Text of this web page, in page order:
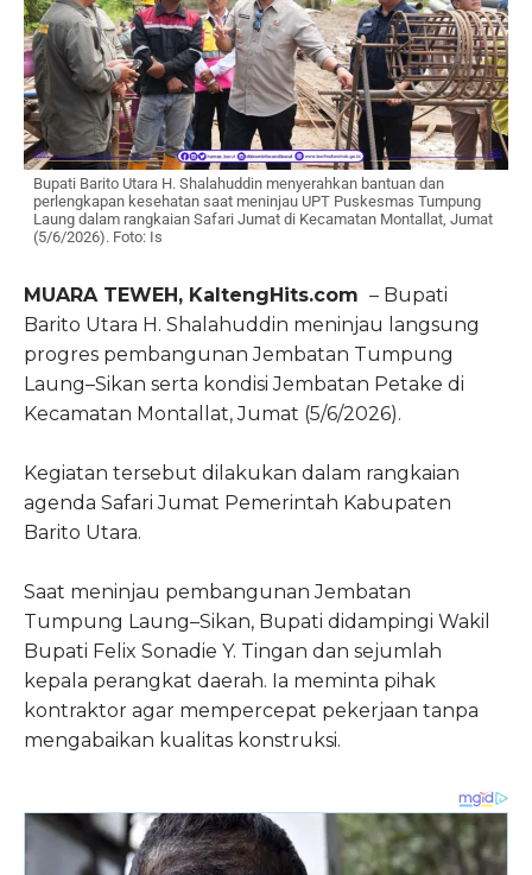
Bupati Barito Utara H. Shalahuddin menyerahkan bantuan dan
perlengkapan kesehatan saat meninjau UPT Puskesmas Tumpung
Laung dalam rangkaian Safari Jumat di Kecamatan Montallat, Jumat
(5/6/2026). Foto: Is
MUARA TEWEH, KaltengHits.com – Bupati
Barito Utara H. Shalahuddin meninjau langsung
progres pembangunan Jembatan Tumpung
Laung–Sikan serta kondisi Jembatan Petake di
Kecamatan Montallat, Jumat (5/6/2026).
Kegiatan tersebut dilakukan dalam rangkaian
agenda Safari Jumat Pemerintah Kabupaten
Barito Utara.
Saat meninjau pembangunan Jembatan
Tumpung Laung–Sikan, Bupati didampingi Wakil
Bupati Felix Sonadie Y. Tingan dan sejumlah
kepala perangkat daerah. Ia meminta pihak
kontraktor agar mempercepat pekerjaan tanpa
mengabaikan kualitas konstruksi.